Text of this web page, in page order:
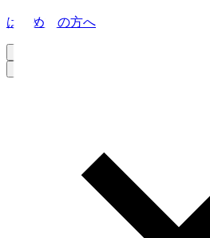
はじめての方へ